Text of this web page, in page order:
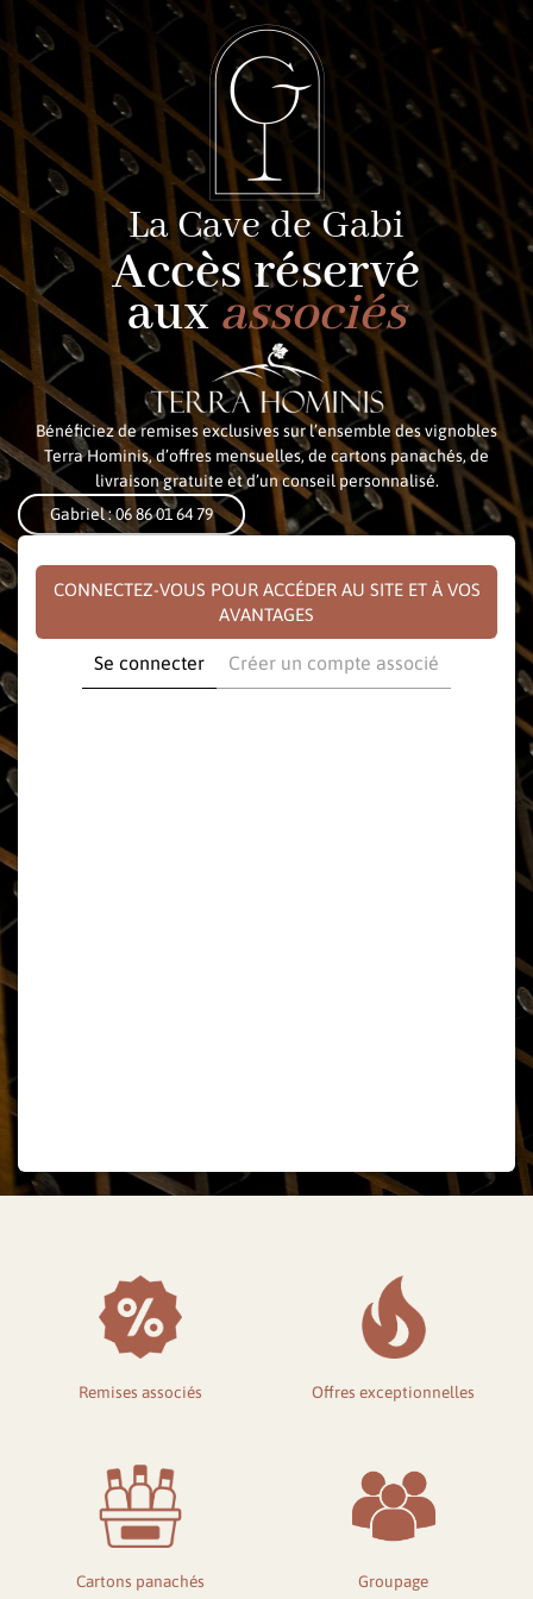
La Cave de Gabi
Accès réservé
auxassociés
Bénéficiez de remises exclusives sur l’ensemble des vignobles
Terra Hominis, d’offres mensuelles, de cartons panachés, de
livraison gratuite et d’un conseil personnalisé.
Gabriel : 06 86 01 64 79
CONNECTEZ-VOUS POUR ACCÉDER AU SITE ET À VOS
AVANTAGES
Se connecter Créer un compte associé
Remises associés Offres exceptionnelles
Cartons panachés Groupage